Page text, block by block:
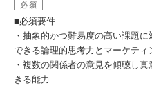
必須
■必須要件
・抽象的かつ難易度の高い課題
できる論理的思考力とマーケティ
・複数の関係者の意見を傾聴し
きる能力